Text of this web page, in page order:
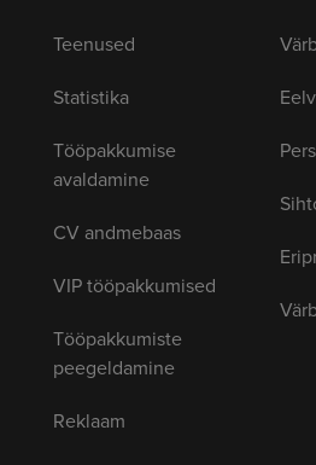
Teenused
Statistika
Tööpakkumise
avaldamine
CV andmebaas
VIP tööpakkumised
Tööpakkumiste
peegeldamine
Reklaam